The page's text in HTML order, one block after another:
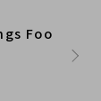
Foo